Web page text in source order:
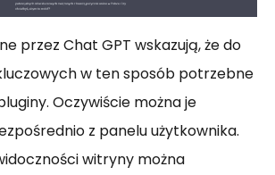
przez Chat GPT wskazują, że do
w ten sposób potrzebne
Oczywiście można je
z panelu użytkownika.
witryny można